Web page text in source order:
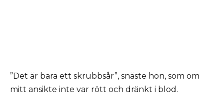
”Det är bara ett skrubbsår”, snäste hon, som om
mitt ansikte inte var rött och dränkt i blod.